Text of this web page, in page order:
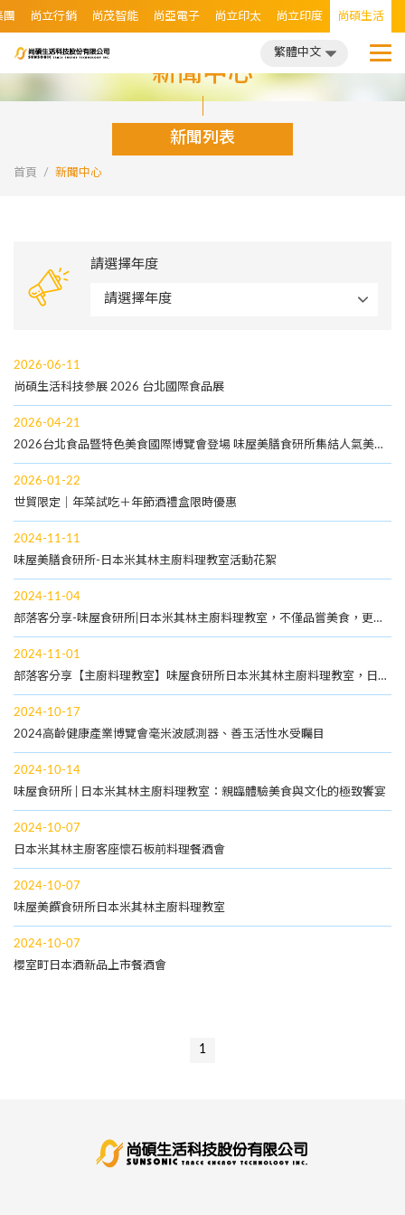
團 尚立行銷 尚茂智能 尚亞電子 尚立印太 尚立印度 尚碩生活
繁體中文
新聞中心
新聞列表
首頁 新聞中心
請選擇年度
2026-06-11
尚碩生活科技參展 2026 台北國際食品展
2026-04-21
2026台北食品暨特色美食國際博覽會登場 味屋美膳食研所集結人氣美食
多元餐食一次呈現
2026-01-22
世貿限定｜年菜試吃＋年節酒禮盒限時優惠
2024-11-11
味屋美膳食研所-日本米其林主廚料理教室活動花絮
2024-11-04
部落客分享-味屋食研所|日本米其林主廚料理教室，不僅品嘗美食，更享
日料深遠文化
2024-11-01
部落客分享【主廚料理教室】味屋食研所日本米其林主廚料理教室，日本
主廚現場不藏私烹飪，可了解日式料理的文化，還能與主廚互動交流-捷
運101世貿站
2024-10-17
2024高齡健康產業博覽會毫米波感測器、善玉活性水受矚目
2024-10-14
味屋食研所 | 日本米其林主廚料理教室：親臨體驗美食與文化的極致饗宴
2024-10-07
日本米其林主廚客座懷石板前料理餐酒會
2024-10-07
味屋美饌食研所日本米其林主廚料理教室
2024-10-07
櫻室町日本酒新品上市餐酒會
1